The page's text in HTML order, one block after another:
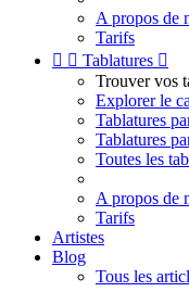
A propos de
Tarifs
  Tablatures 
Trouver vos
Explorer le
Tablatures
Tablatures
Toutes les
A propos de
Tarifs
Artistes
Blog
Tous les